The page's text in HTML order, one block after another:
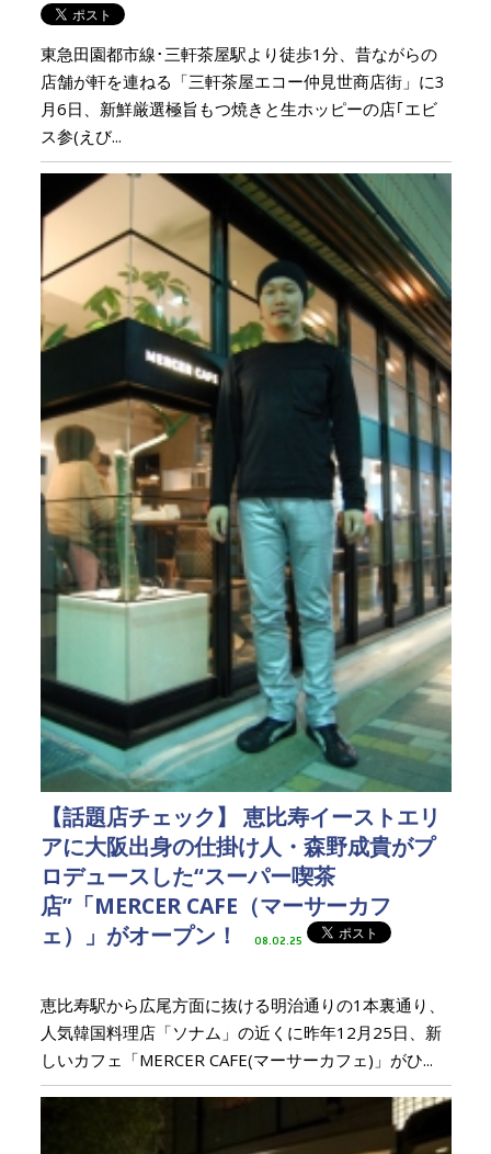
東急田園都市線･三軒茶屋駅より徒歩1分、昔ながらの
店舗が軒を連ねる「三軒茶屋エコー仲見世商店街」に3
月6日、新鮮厳選極旨もつ焼きと生ホッピーの店｢エビ
ス参(えび...
【話題店チェック】 恵比寿イーストエリ
アに大阪出身の仕掛け人・森野成貴がプ
ロデュースした“スーパー喫茶
店”「MERCER CAFE（マーサーカフ
ェ）」がオープン！
08.02.25
恵比寿駅から広尾方面に抜ける明治通りの1本裏通り、
人気韓国料理店「ソナム」の近くに昨年12月25日、新
しいカフェ「MERCER CAFE(マーサーカフェ)」がひ...